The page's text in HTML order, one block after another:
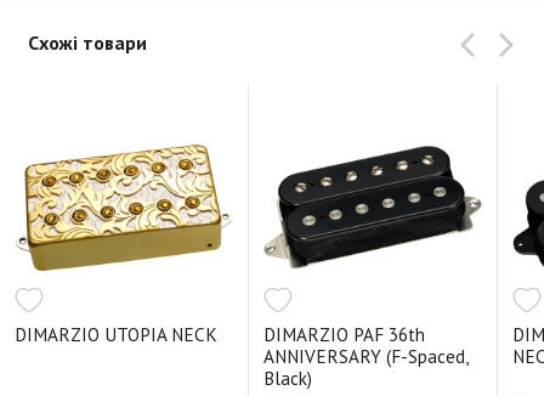
Схожі товари
DIMARZIO UTOPIA NECK
DIMARZIO PAF 36th
ANNIVERSARY (F-Spaced,
Black)